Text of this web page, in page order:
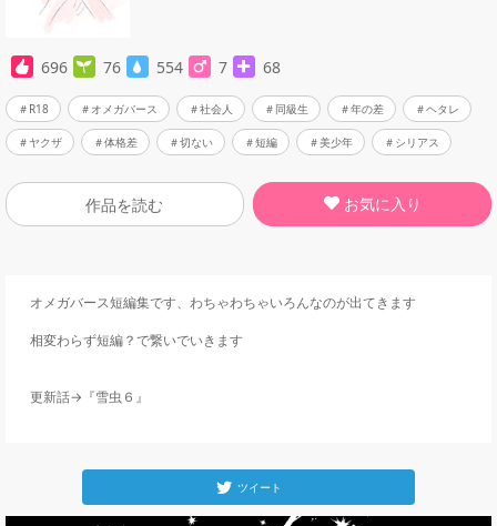
696 76 554 7 68
R18 オメガバース 社会人 同級生 年の差 ヘタレ
ヤクザ 体格差 切ない 短編 美少年 シリアス
作品を読む お気に入り
オメガバース短編集です、わちゃわちゃいろんなのが出てきます
相変わらず短編？で繋いでいきます
更新話→『雪虫６』
ツイート